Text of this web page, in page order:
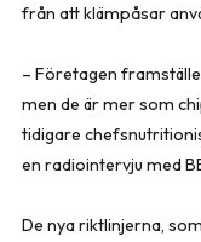
från att klämpåsar
– Företagen
men de är mer som
tidigare
en radiointervju med
De nya riktlinjerna,